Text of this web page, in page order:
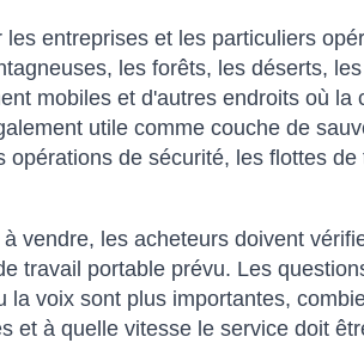
entreprises et les particuliers
les forêts, les déserts,
mobiles et d'autres endroits où la
utile comme couche de
de sécurité, les flottes
vendre, les acheteurs doivent
travail portable prévu. Les
voix sont plus importantes,
et à quelle vitesse le service doit